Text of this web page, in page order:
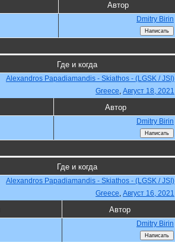
Автор
Dmitry Birin
Где и когда
Alexandros Papadiamandis - Skiathos - (LGSK / JSI)
Greece, Август 18, 2021
Автор
Dmitry Birin
Где и когда
Alexandros Papadiamandis - Skiathos - (LGSK / JSI)
Greece, Август 16, 2021
Автор
Dmitry Birin